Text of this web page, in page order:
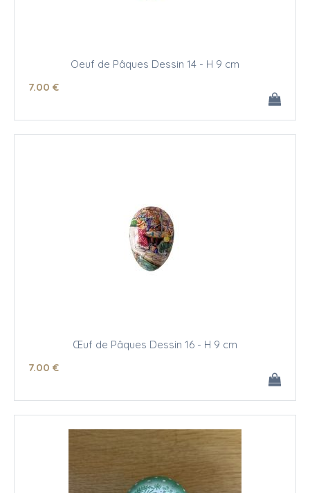
Oeuf de Pâques Dessin 14 - H 9 cm
7.00 €
Œuf de Pâques Dessin 16 - H 9 cm
7.00 €